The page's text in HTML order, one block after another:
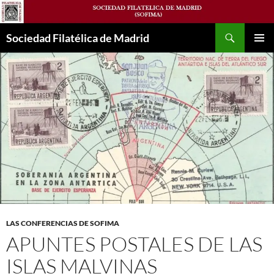
Saltar
al
contenido
Sociedad Filatélica de Madrid
MENÚ
LAS CONFERENCIAS DE SOFIMA
APUNTES POSTALES DE LAS
ISLAS MALVINAS